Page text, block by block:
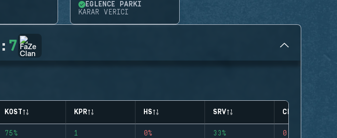
EĞLENCE PARKI
KARAR VERICI
: 7
KOST KPR HS SRV CLUTCHES
75% 1 0% 33% 0